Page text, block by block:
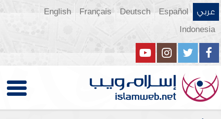
عربي Español
Deutsch
Français
English
Indonesia